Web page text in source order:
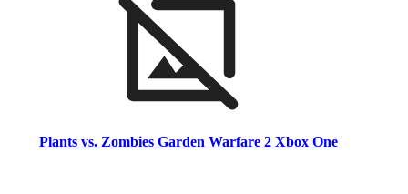
Plants vs. Zombies Garden Warfare 2 Xbox One